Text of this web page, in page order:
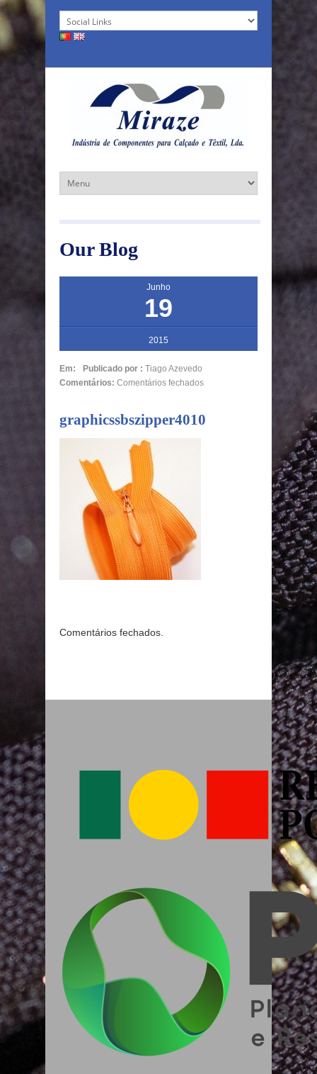
Our Blog
Junho
19
2015
Em: Publicado por : Tiago Azevedo
Comentários: Comentários fechados
graphicssbszipper4010
Comentários fechados.